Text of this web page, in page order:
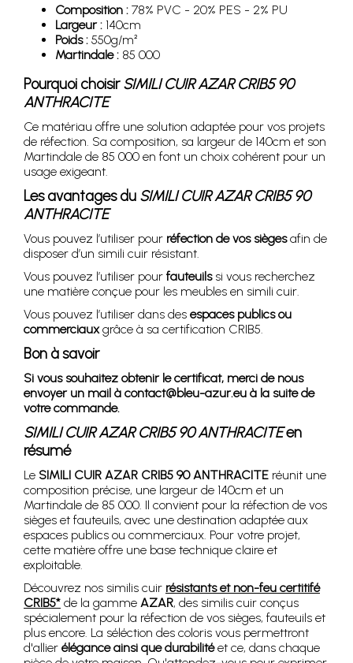
Composition : 78% PVC - 20% PES - 2% PU
Largeur : 140cm
Poids : 550g/m²
Martindale : 85 000
Pourquoi choisirSIMILI CUIR AZAR CRIB5 90
ANTHRACITE
Ce matériau offre une solution adaptée pour vos projets
de réfection. Sa composition, sa largeur de 140cm et son
Martindale de 85 000 en font un choix cohérent pour un
usage exigeant.
Les avantages du SIMILI CUIR AZAR CRIB5 90
ANTHRACITE
Vous pouvez l’utiliser pour réfection de vos siègesafin de
disposer d’un simili cuir résistant.
Vous pouvez l’utiliser pour fauteuilssi vous recherchez
une matière conçue pour les meubles en simili cuir.
Vous pouvez l’utiliser dans des espaces publics ou
commerciauxgrâce à sa certification CRIB5.
Bon à savoir
Si vous souhaitez obtenir le certificat, merci de nous
envoyer un mail à contact@bleu-azur.eu à la suite de
votre commande.
SIMILI CUIR AZAR CRIB5 90 ANTHRACITEen
résumé
Le SIMILI CUIR AZAR CRIB5 90 ANTHRACITE réunit une
composition précise, une largeur de 140cm et un
Martindale de 85 000. Il convient pour la réfection de vos
sièges et fauteuils, avec une destination adaptée aux
espaces publics ou commerciaux. Pour votre projet,
cette matière offre une base technique claire et
exploitable.
Découvrez nos similis cuir résistants et non-feu certitifé
CRIB5* de la gamme AZAR, des similis cuir conçus
spécialement pour la réfection de vos sièges, fauteuils et
plus encore. La séléction des coloris vous permettront
d'allier élégance ainsi que durabilitéet ce, dans chaque